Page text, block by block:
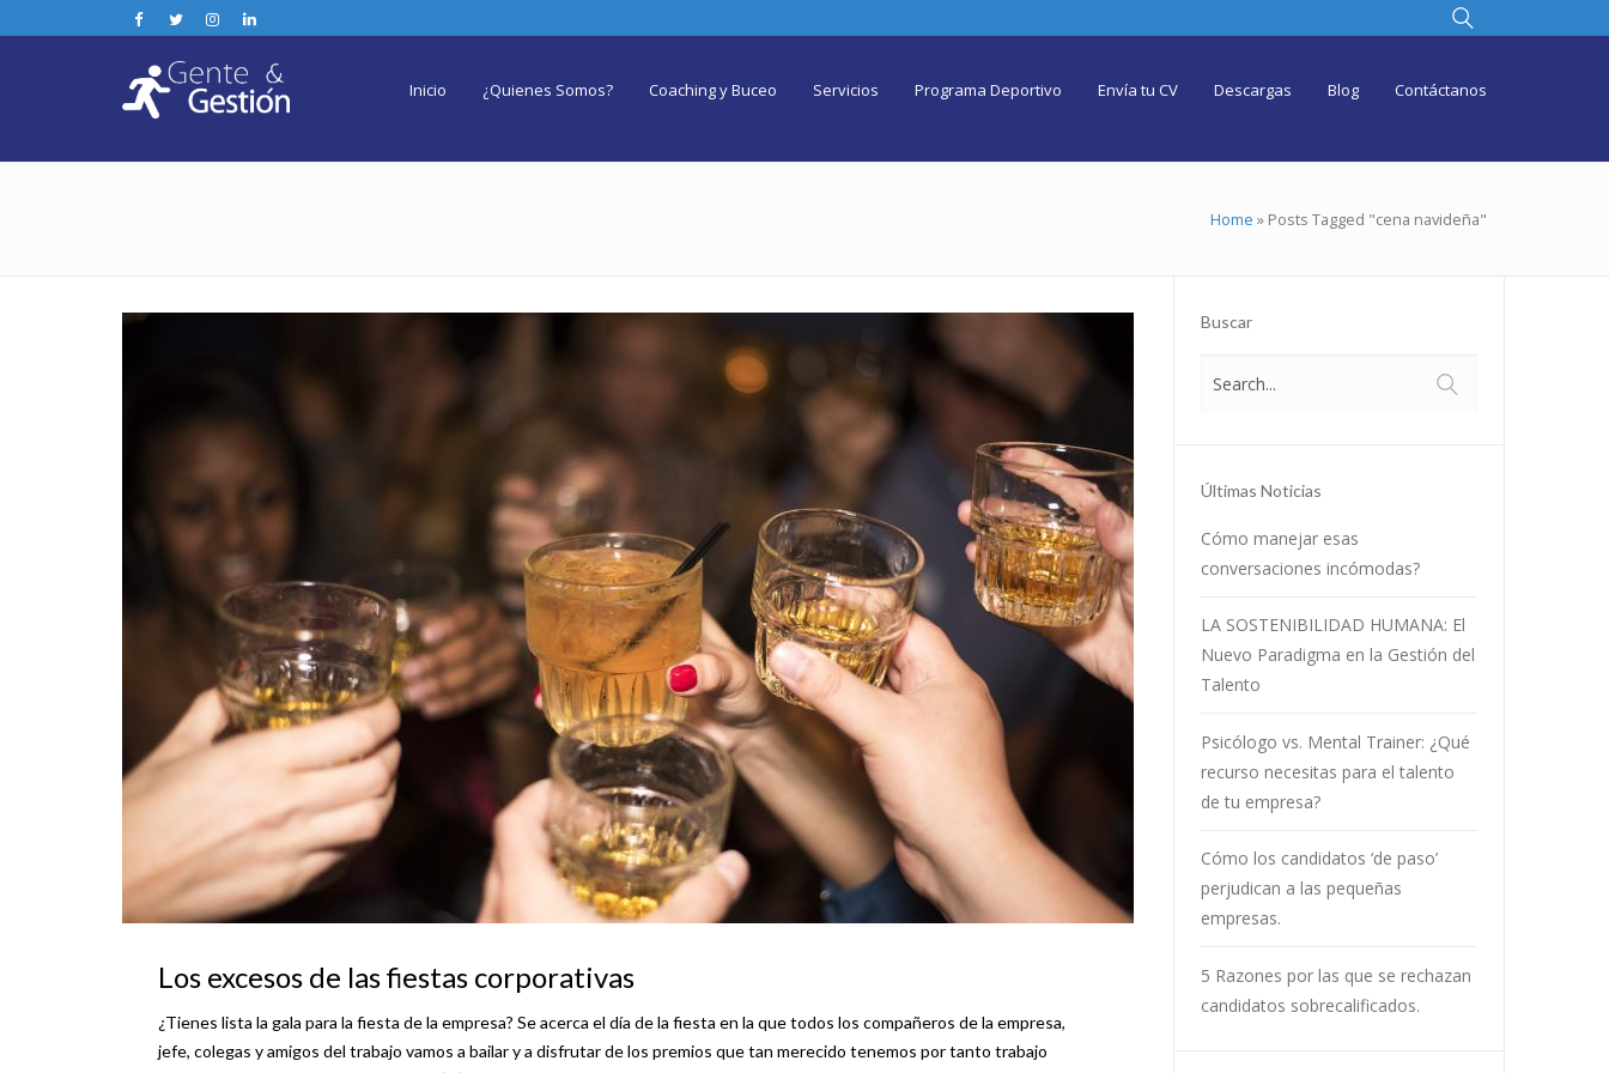
Inicio ¿Quienes Somos? Coaching y Buceo Servicios Programa Deportivo Envía tu CV Descargas Blog Contáctanos
Home » Posts Tagged "cena navideña"
Los excesos de las fiestas corporativas
¿Tienes lista la gala para la fiesta de la empresa? Se acerca el día de la fiesta en la que todos los compañeros de la empresa,
jefe, colegas y amigos del trabajo vamos a bailar y a disfrutar de los premios que tan merecido tenemos por tanto trabajo
Buscar
Últimas Noticias
Cómo manejar esas
conversaciones incómodas?
LA SOSTENIBILIDAD HUMANA: El
Nuevo Paradigma en la Gestión del
Talento
Psicólogo vs. Mental Trainer: ¿Qué
recurso necesitas para el talento
de tu empresa?
Cómo los candidatos ‘de paso’
perjudican a las pequeñas
empresas.
5 Razones por las que se rechazan
candidatos sobrecalificados.